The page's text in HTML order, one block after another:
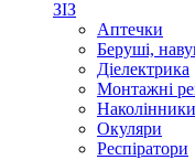
ЗІЗ
Аптечки
Беруші,
Діелектрика
Монтажні
Наколінники
Окуляри
Респіратори